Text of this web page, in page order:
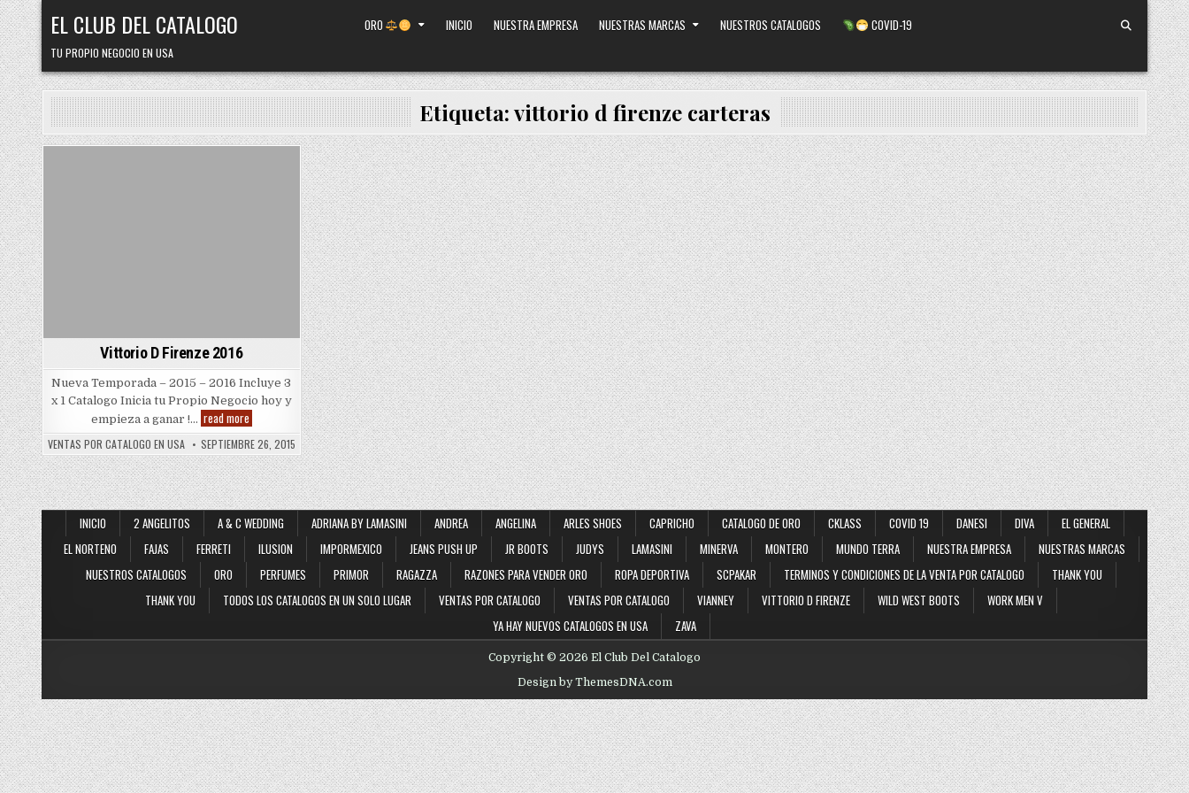
Skip
to
content
EL CLUB DEL CATALOGO
TU PROPIO NEGOCIO EN USA
ORO INICIO NUESTRA EMPRESA NUESTRAS MARCAS NUESTROS CATALOGOS COVID-19
Etiqueta:vittorio d firenze carteras
Vittorio D Firenze 2016
Nueva Temporada – 2015 – 2016 Incluye 3
x 1 Catalogo Inicia tu Propio Negocio hoy y
empieza a ganar !… read moreVittorio
D
Firenze
2016
VENTAS POR CATALOGO EN USA SEPTIEMBRE 26, 2015
INICIO 2 ANGELITOS A & C WEDDING ADRIANA BY LAMASINI ANDREA ANGELINA ARLES SHOES CAPRICHO CATALOGO DE ORO CKLASS COVID 19 DANESI DIVA
EL GENERAL
EL NORTENO
FAJAS FERRETI ILUSION IMPORMEXICO JEANS PUSH UP JR BOOTS JUDYS LAMASINI MINERVA MONTERO MUNDO TERRA NUESTRA EMPRESA
NUESTRAS MARCAS
NUESTROS CATALOGOS
ORO PERFUMES PRIMOR RAGAZZA RAZONES PARA VENDER ORO ROPA DEPORTIVA SCPAKAR TERMINOS Y CONDICIONES DE LA VENTA POR CATALOGO
THANK YOU
THANK YOU
TODOS LOS CATALOGOS EN UN SOLO LUGAR VENTAS POR CATALOGO VENTAS POR CATALOGO VIANNEY VITTORIO D FIRENZE WILD WEST BOOTS
WORK MEN V
YA HAY NUEVOS CATALOGOS EN USA
ZAVA
Copyright © 2026 El Club Del Catalogo
Design by ThemesDNA.com